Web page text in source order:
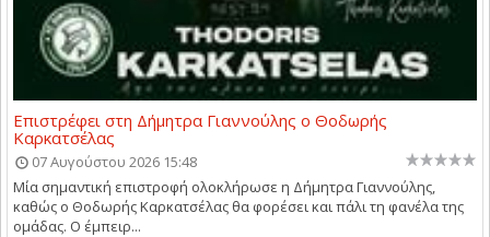
Επιστρέφει στη Δήμητρα Γιαννούλης ο Θοδωρής
Καρκατσέλας
07 Αυγούστου 2026 15:48
Μία σημαντική επιστροφή ολοκλήρωσε η Δήμητρα Γιαννούλης,
καθώς ο Θοδωρής Καρκατσέλας θα φορέσει και πάλι τη φανέλα της
ομάδας. Ο έμπειρ...